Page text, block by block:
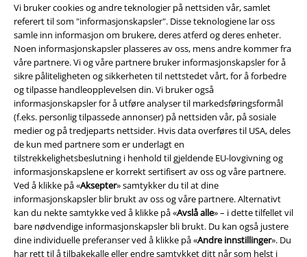
Vi bruker cookies og andre teknologier på nettsiden vår, samlet
referert til som "informasjonskapsler". Disse teknologiene lar oss
samle inn informasjon om brukere, deres atferd og deres enheter.
Noen informasjonskapsler plasseres av oss, mens andre kommer fra
våre partnere. Vi og våre partnere bruker informasjonskapsler for å
sikre påliteligheten og sikkerheten til nettstedet vårt, for å forbedre
og tilpasse handleopplevelsen din. Vi bruker også
informasjonskapsler for å utføre analyser til markedsføringsformål
(f.eks. personlig tilpassede annonser) på nettsiden vår, på sosiale
medier og på tredjeparts nettsider. Hvis data overføres til USA, deles
de kun med partnere som er underlagt en
tilstrekkelighetsbeslutning i henhold til gjeldende EU-lovgivning og
informasjonskapslene er korrekt sertifisert av oss og våre partnere.
Ved å klikke på «Aksepter» samtykker du til at dine
informasjonskapsler blir brukt av oss og våre partnere. Alternativt
kan du nekte samtykke ved å klikke på «Avslå alle» – i dette tilfellet vil
bare nødvendige informasjonskapsler bli brukt. Du kan også justere
dine individuelle preferanser ved å klikke på «Andre innstillinger». Du
har rett til å tilbakekalle eller endre samtykket ditt når som helst i
Juridisk informasjon/Vilkår
Vilkår
Impressum
Konfidensialitetserklæring